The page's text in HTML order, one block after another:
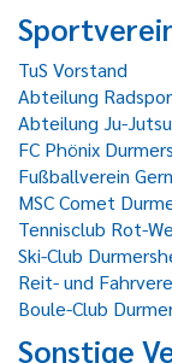
TuS Vorstand
Abteilung
Abteilung Ju-Jutsu
FC Phönix
Fußballverein
MSC Comet
Tennisclub Rot-
Ski-Club
Reit- und
Boule-Club
Sonstige